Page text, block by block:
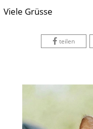
Viele Grüsse
teilen